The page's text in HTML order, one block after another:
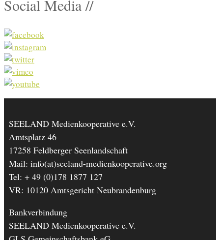
Social Media //
SEELAND Medienkooperative e.V.
Amtsplatz 46
17258 Feldberger Seenlandschaft
Mail: info(at)seeland-medienkooperative.org
Tel: + 49 (0)178 1877 127
VR: 10120 Amtsgericht Neubrandenburg
Bankverbindung
SEELAND Medienkooperative e.V.